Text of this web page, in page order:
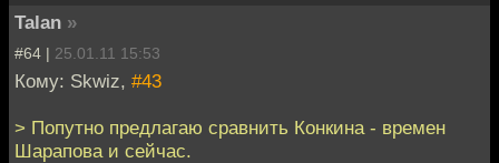
Talan »
#64 | 25.01.11 15:53
Кому: Skwiz, #43
> Попутно предлагаю сравнить Конкина - времен
Шарапова и сейчас.